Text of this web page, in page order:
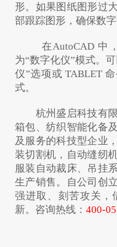
形。如果图纸图形过
部跟踪图形，确保数
在AutoCAD 中，
为“数字化仪”模式。
仪”选项或 TABLET
式。
杭州盛启科技有限
箱包、纺织智能化备
及服务的科技型企业
装切割机，自动缝纫
服装自动裁床、吊挂
生产销售。自公司创
强进取、刻苦攻关，
新。咨询热线： 400-